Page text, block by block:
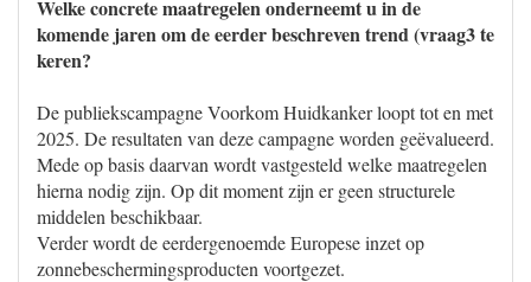
Welke concrete maatregelen onderneemt u in de
komende jaren om de eerder beschreven trend (vraag3 te
keren?
De publiekscampagne Voorkom Huidkanker loopt tot en met
2025. De resultaten van deze campagne worden geëvalueerd.
Mede op basis daarvan wordt vastgesteld welke maatregelen
hierna nodig zijn. Op dit moment zijn er geen structurele
middelen beschikbaar.
Verder wordt de eerdergenoemde Europese inzet op
zonnebeschermingsproducten voortgezet.